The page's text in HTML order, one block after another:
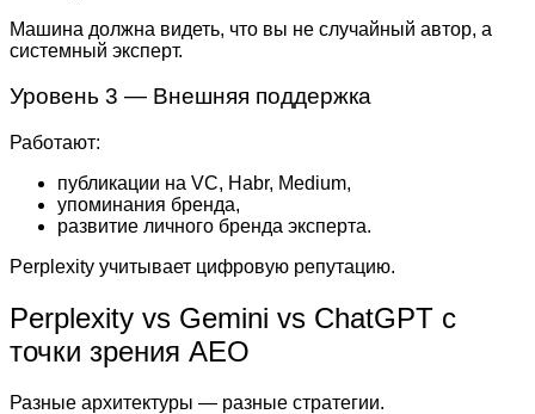
Машина должна видеть, что вы не случайный автор, а
системный эксперт.
Уровень 3 — Внешняя поддержка
Работают:
публикации на VC, Habr, Medium,
упоминания бренда,
развитие личного бренда эксперта.
Perplexity учитывает цифровую репутацию.
Perplexity vs Gemini vs ChatGPT с
точки зрения AEO
Разные архитектуры — разные стратегии.